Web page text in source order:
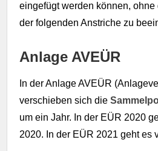
eingefügt werden können,
der folgenden Anstriche zu
Anlage AVEÜR
In der Anlage AVEÜR
verschieben sich die
um ein Jahr. In der EÜR 2020
2020. In der EÜR 2021 geht es